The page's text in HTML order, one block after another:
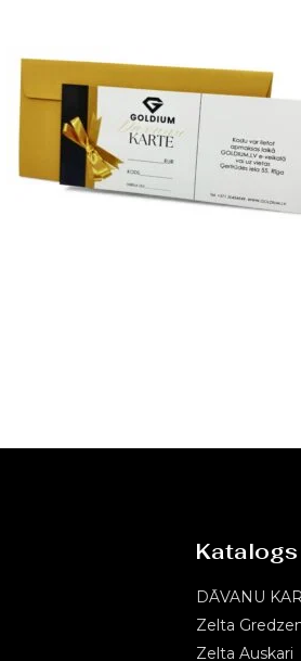
Katalogs
DĀVANU
Zelta
Zelta Auskari